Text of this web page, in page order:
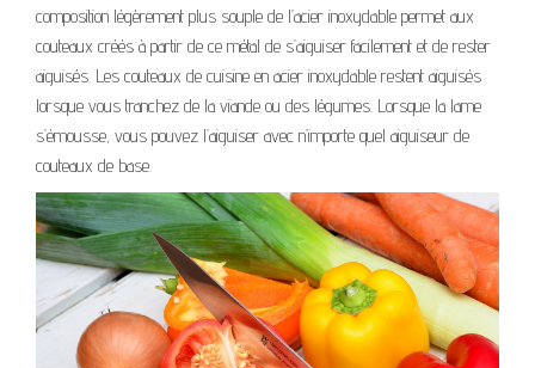
composition légèrement plus souple de l’acier inoxydable permet aux
couteaux créés à partir de ce métal de s’aiguiser facilement et de rester
aiguisés. Les couteaux de cuisine en acier inoxydable restent aiguisés
lorsque vous tranchez de la viande ou des légumes. Lorsque la lame
s’émousse, vous pouvez l’aiguiser avec n’importe quel aiguiseur de
couteaux de base.